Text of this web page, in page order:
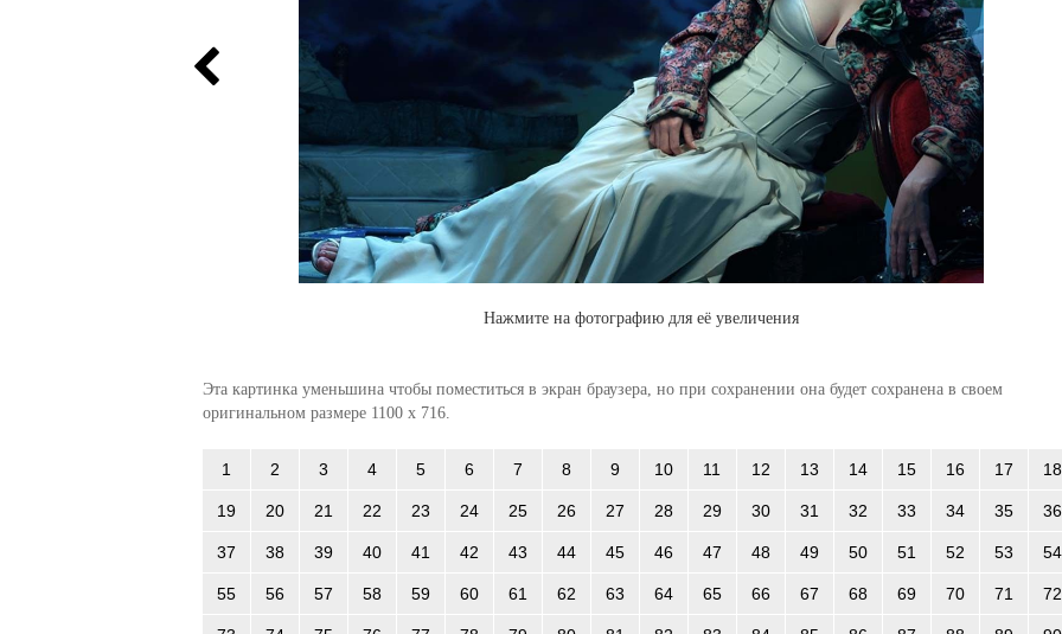
Нажмите на фотографию для её увеличения
Эта картинка уменьшина чтобы поместиться в экран браузера, но при сохранении она будет сохранена в своем
оригинальном размере 1100 x 716.
1 2 3 4 5 6 7 8 9 10 11 12 13 14 15 16 17 18
19 20 21 22 23 24 25 26 27 28 29 30 31 32 33 34 35 36
37 38 39 40 41 42 43 44 45 46 47 48 49 50 51 52 53 54
55 56 57 58 59 60 61 62 63 64 65 66 67 68 69 70 71 72